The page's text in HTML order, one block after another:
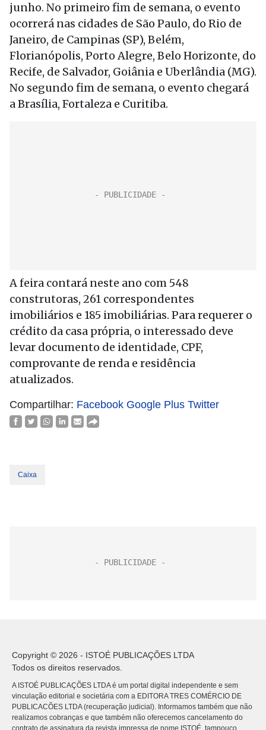
junho. No primeiro fim de semana, o evento
ocorrerá nas cidades de São Paulo, do Rio de
Janeiro, de Campinas (SP), Belém,
Florianópolis, Porto Alegre, Belo Horizonte, do
Recife, de Salvador, Goiânia e Uberlândia (MG).
No segundo fim de semana, o evento chegará
a Brasília, Fortaleza e Curitiba.
A feira contará neste ano com 548
construtoras, 261 correspondentes
imobiliários e 185 imobiliárias. Para requerer o
crédito da casa própria, o interessado deve
levar documento de identidade, CPF,
comprovante de renda e residência
atualizados.
Compartilhar: Facebook Google Plus Twitter
Caixa
Copyright © 2026 - ISTOÉ PUBLICAÇÕES LTDA
Todos os direitos reservados.
A ISTOÉ PUBLICAÇÕES LTDA é um portal digital independente e sem
vinculação editorial e societária com a EDITORA TRES COMÉRCIO DE
PUBLICACÕES LTDA (recuperação judicial). Informamos também que não
realizamos cobranças e que também não oferecemos cancelamento do
contrato de assinatura da revista impressa de nome ISTOÉ, tampouco